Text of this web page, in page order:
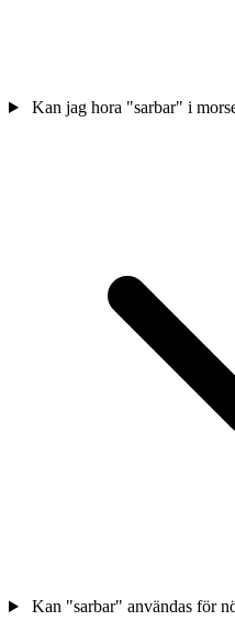
Kan jag hora "sarbar" i
Kan "sarbar" användas för